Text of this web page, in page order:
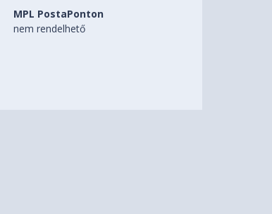
MPL PostaPonton
nem rendelhető